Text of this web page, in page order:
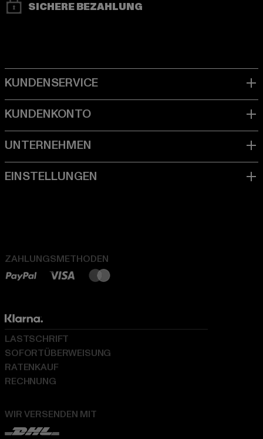
SICHERE BEZAHLUNG
ZAHLUNGSMETHODEN
WIR VERSENDEN MIT
LASTSCHRIFT
SOFORTÜBERWEISUNG
RATENKAUF
RECHNUNG